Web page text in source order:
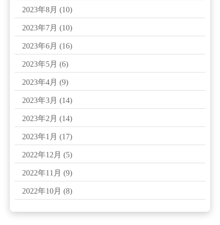
2023年8月 (10)
2023年7月 (10)
2023年6月 (16)
2023年5月 (6)
2023年4月 (9)
2023年3月 (14)
2023年2月 (14)
2023年1月 (17)
2022年12月 (5)
2022年11月 (9)
2022年10月 (8)